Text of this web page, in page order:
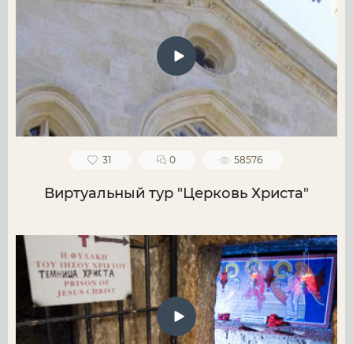
31 0 58576
Виртуальный тур "Церковь Христа"